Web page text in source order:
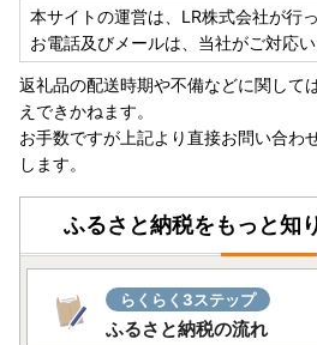
させていただいております。
つきまして不在日の入力は、入金確
お願いいたします。
入金確認後翌々月以降の設定をさ
動や在庫の確保が困難となり
お礼品をお届けできませんのでご
ろしくお願い申し上げます。
・ワンストップ特例制度をご利用
ドをご利用の方は通知カードに記載
民票に記載されている事項と一致
可能です。
本サイトの運営は、LR株式会社が行
お電話及びメールは、当社がご対応い
返礼品の配送時期や不備などに関して
えできかねます。
お手数ですが上記より直接お問い合わ
します。
ふるさと納税をもっと知
らくらく3ステップ
ふるさと納税の流れ